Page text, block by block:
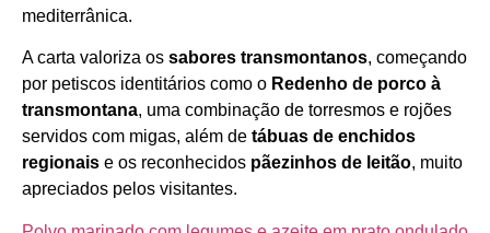
mediterrânica.
A carta valoriza os sabores transmontanos, começando
por petiscos identitários como o Redenho de porco à
transmontana, uma combinação de torresmos e rojões
servidos com migas, além de tábuas de enchidos
regionais e os reconhecidos pãezinhos de leitão, muito
apreciados pelos visitantes.